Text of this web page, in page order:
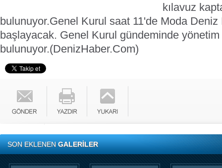
kılavuz
bulunuyor.Genel Kurul saat 11'de Moda Deniz
başlayacak. Genel Kurul gündeminde
bulunuyor.(DenizHaber.Com)
SON EKLENENGALERİLER